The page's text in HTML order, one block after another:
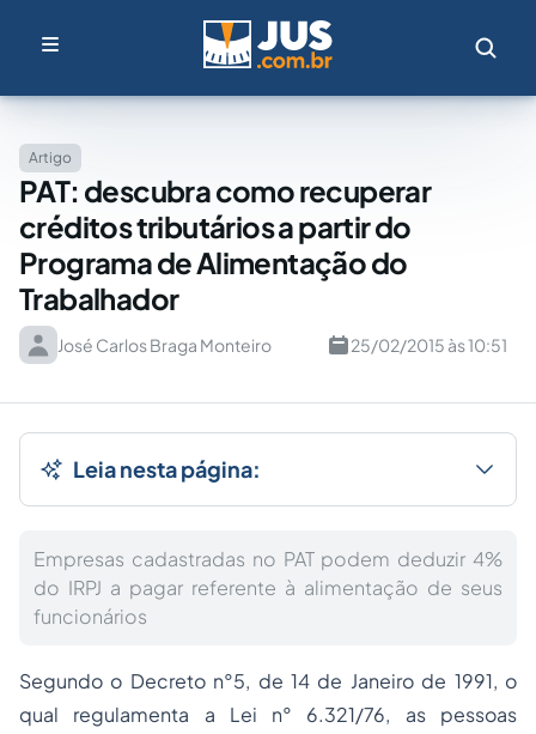
Artigo
PAT: descubra como recuperar
créditos tributários a partir do
Programa de Alimentação do
Trabalhador
José Carlos Braga Monteiro 25/02/2015 às 10:51
Leia nesta página:
Empresas cadastradas no PAT podem deduzir 4%
do IRPJ a pagar referente à alimentação de seus
funcionários
Segundo o Decreto n°5, de 14 de Janeiro de 1991, o
qual regulamenta a Lei n° 6.321/76, as pessoas